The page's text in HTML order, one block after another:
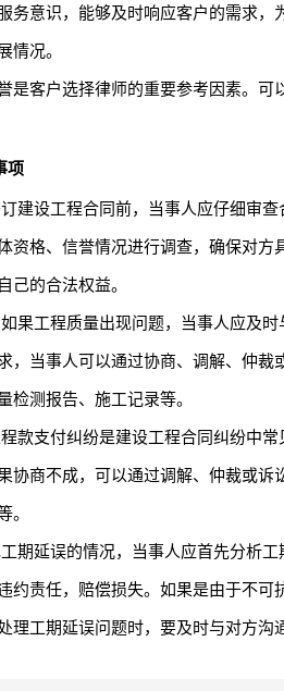
务意识，能够及时响应客户的需求
情况。
是客户选择律师的重要参考因素。
项
建设工程合同前，当事人应仔细审
资格、信誉情况进行调查，确保对
己的合法权益。
如果工程质量出现问题，当事人应及
，当事人可以通过协商、调解、仲
测报告、施工记录等。
款支付纠纷是建设工程合同纠纷中
协商不成，可以通过调解、仲裁或
。
期延误的情况，当事人应首先分析
约责任，赔偿损失。如果是由于不
理工期延误问题时，要及时与对方沟